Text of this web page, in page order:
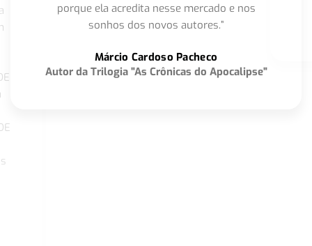
porque ela acredita nesse mercado e nos
sonhos dos novos autores.”
Márcio Cardoso Pacheco
Autor da Trilogia "As Crônicas do Apocalipse"